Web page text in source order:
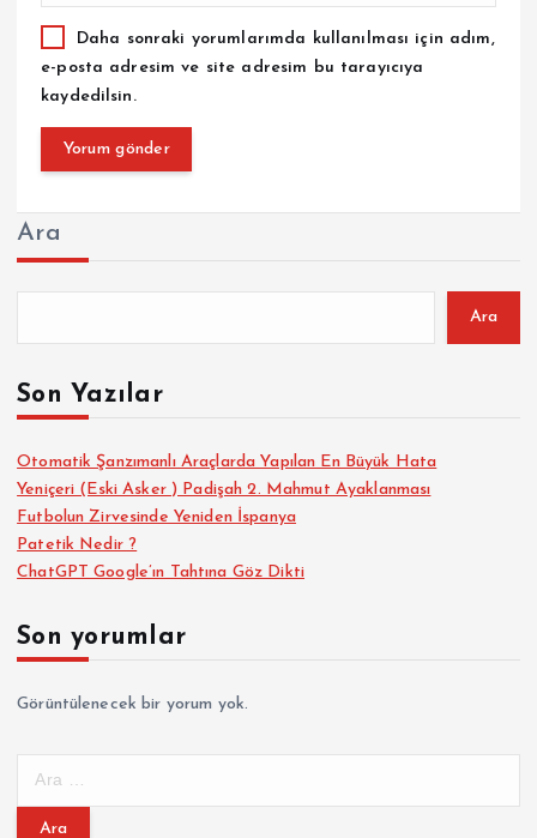
Daha sonraki yorumlarımda kullanılması için adım,
e-posta adresim ve site adresim bu tarayıcıya
kaydedilsin.
Ara
Ara
Son Yazılar
Otomatik Şanzımanlı Araçlarda Yapılan En Büyük Hata
Yeniçeri (Eski Asker ) Padişah 2. Mahmut Ayaklanması
Futbolun Zirvesinde Yeniden İspanya
Patetik Nedir ?
ChatGPT Google’ın Tahtına Göz Dikti
Son yorumlar
Görüntülenecek bir yorum yok.